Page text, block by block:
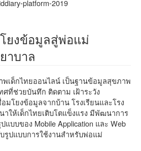
ยงข้อมูลสู่พ่อแม่
าบาล
เด็กไทยออนไลน์ เป็นฐานข้อมูลสุขภาพ
ศที่ช่วยบันทึก ติดตาม เฝ้าระวัง
มโยงข้อมูลจากบ้าน โรงเรียนและโรง
ให้เด็กไทยเติบโตแข็งแรง มีพัฒนาการ
บบของ Mobile Application และ Web
รูปแบบการใช้งานสำหรับพ่อแม่